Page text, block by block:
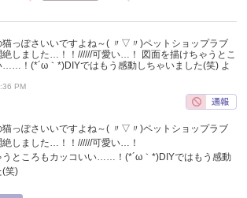
猫っぽさいいですよね～( 〃▽〃)ペットショップラブ
絶しました…！！//////可愛い…！ 図面を描けちゃうとこ
……！(*´ω｀*)DIYではもう感動しちゃいました(笑) よ
PM
猫っぽさいいですよね～( 〃▽〃)ペットショップラブ
絶しました…！！//////可愛い…！
うところもカッコいい……！(*´ω｀*)DIYではもう感動
(笑)